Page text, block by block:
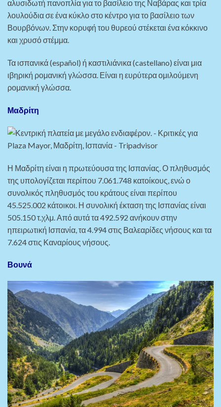
αλυσιδωτή πανοπλία για το βασίλειο της Ναβάρας και τρία
λουλούδια σε ένα κύκλο στο κέντρο για το βασίλειο των
Βουρβόνων. Στην κορυφή του θυρεού στέκεται ένα κόκκινο
και χρυσό στέμμα.
Τα ισπανικά (español) ή καστιλιάνικα (castellano) είναι μια
ιβηρική ρομανική γλώσσα. Είναι η ευρύτερα ομιλούμενη
ρομανική γλώσσα.
Μαδρίτη
Η Μαδρίτη είναι η πρωτεύουσα της Ισπανίας. Ο πληθυσμός
της υπολογίζεται περίπου 7.061.748 κατοίκους, ενώ ο
συνολικός πληθυσμός του κράτους είναι περίπου
45.525.002 κάτοικοι. Η συνολική έκταση της Ισπανίας είναι
505.150 τ.χλμ. Από αυτά τα 492.592 ανήκουν στην
ηπειρωτική Ισπανία, τα 4.994 στις Βαλεαρίδες νήσους και τα
7.624 στις Καναρίους νήσους.
Βουνά